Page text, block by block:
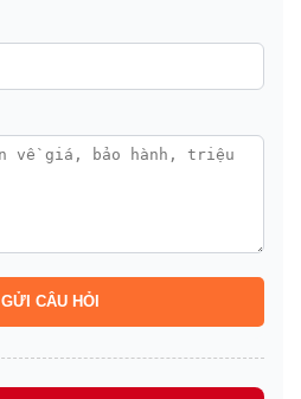
GỬI CÂU HỎI